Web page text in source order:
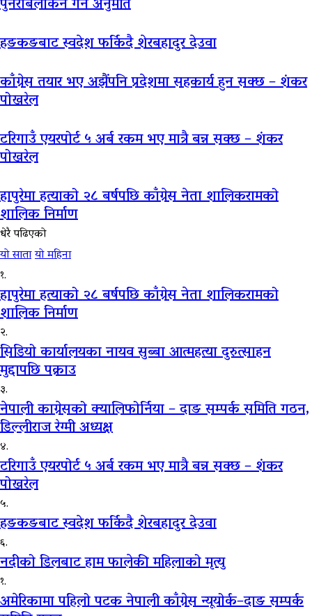
हङकङबाट स्वदेश फर्किदै शेरबहादुर देउवा
काँग्रेस तयार भए अझैंपनि प्रदेशमा सहकार्य हुन सक्छ – शंकर
पोखरेल
टरिगाउँ एयरपोर्ट ५ अर्ब रकम भए मात्रै बन्न सक्छ – शंकर
पोखरेल
हापुरेमा हत्याको २८ बर्षपछि काँग्रेस नेता शालिकरामको
शालिक निर्माण
धेरै पढिएको
यो सातायो महिना
१.
हापुरेमा हत्याको २८ बर्षपछि काँग्रेस नेता शालिकरामको
शालिक निर्माण
२.
सिडियो कार्यालयका नायव सुब्बा आत्महत्या दुरुत्साहन
मुद्दापछि पक्राउ
३.
नेपाली काग्रेसको क्यालिफोर्निया – दाङ सम्पर्क समिति गठन,
डिल्लीराज रेग्मी अध्यक्ष
४.
टरिगाउँ एयरपोर्ट ५ अर्ब रकम भए मात्रै बन्न सक्छ – शंकर
पोखरेल
५.
हङकङबाट स्वदेश फर्किदै शेरबहादुर देउवा
६.
नदीको डिलबाट हाम फालेकी महिलाको मृत्यु
१.
अमेरिकामा पहिलो पटक नेपाली काँग्रेस न्यूयोर्क–दाङ सम्पर्क